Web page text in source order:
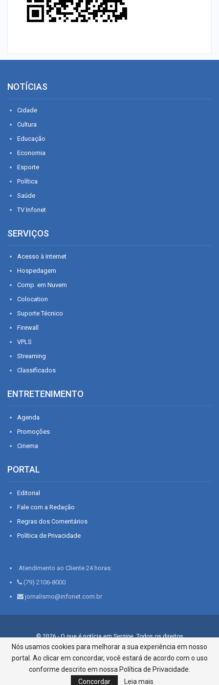
NOTÍCIAS
Cidade
Cultura
Educação
Economia
Esporte
Política
Saúde
TV Infonet
SERVIÇOS
Acesso à Internet
Hospedagem
Comp. em Nuvem
Colocation
Suporte Técnico
Firewall
VPLS
Streaming
Classificados
ENTRETENIMENTO
Agenda
Promoções
Cinema
PORTAL
Editorial
Fale com a Redação
Regras dos Comentários
Política de Privacidade
Atendimento ao Cliente 24 horas:
(79) 2106-8000
jornalismo@infonet.com.br
© 2026 - O que é notícia em Sergipe. Todos os direitos
reservados.
Infonet - Rua Monsenhor Silveira 276, Bairro São José |
Aracaju-SE, CEP 49015-030, Fone: 79.2106.8000 - CI Centro de
Informações LTDA
Nós usamos cookies para melhorar a sua experiência em nosso
portal. Ao clicar em concordar, você estará de acordo com o uso
conforme descrito em nossa Política de Privacidade.
Concordar
Leia mais